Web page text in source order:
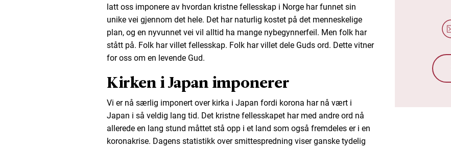
latt oss imponere av hvordan kristne fellesskap i Norge har funnet sin
unike vei gjennom det hele. Det har naturlig kostet på det menneskelige
plan, og en nyvunnet vei vil alltid ha mange nybegynnerfeil. Men folk har
stått på. Folk har villet fellesskap. Folk har villet dele Guds ord. Dette vitner
for oss om en levende Gud.
Kirken i Japan imponerer
Vi er nå særlig imponert over kirka i Japan fordi korona har nå vært i
Japan i så veldig lang tid. Det kristne fellesskapet har med andre ord nå
allerede en lang stund måttet stå opp i et land som også fremdeles er i en
koronakrise. Dagens statistikk over smittespredning viser ganske tydelig